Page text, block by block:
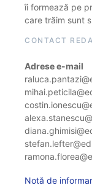
îi formează pe
care trăim sunt
CONTACT
Adrese e-mail
Notă de